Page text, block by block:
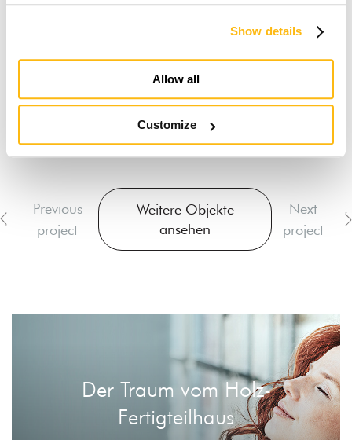
Show details
Allow all
Customize
Previous
project
Weitere Objekte
ansehen
Next
project
Der Traum vom Holz-
Fertigteilhaus